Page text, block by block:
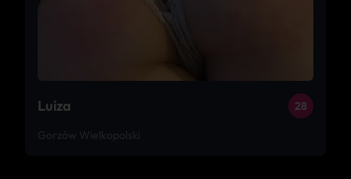
Luiza 28
Gorzów Wielkopolski